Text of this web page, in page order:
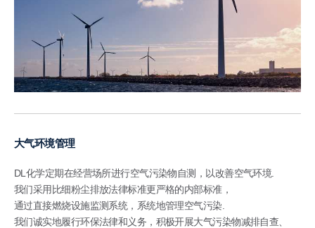
大气环境管理
DL化学定期在经营场所进行空气污染物自测，以改善空气环境.
我们采用比细粉尘排放法律标准更严格的内部标准，
通过直接燃烧设施监测系统，系统地管理空气污染.
我们诚实地履行环保法律和义务，积极开展大气污染物减排自查、